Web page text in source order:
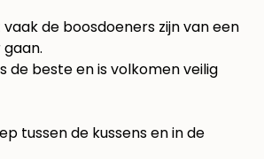
de boosdoeners zijn van een
beste en is volkomen veilig
tussen de kussens en in de